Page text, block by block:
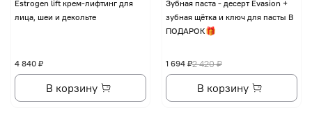
Еstrogen lift крем-лифтинг для
лица, шеи и декольте
4 840 ₽
В корзину
Зубная паста - десерт Evasion +
зубная щётка и ключ для пасты В
ПОДАРОК🎁
2 420 ₽
1 694 ₽
В корзину